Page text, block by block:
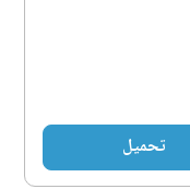
تحميل